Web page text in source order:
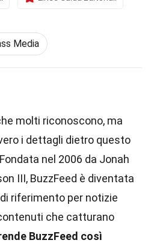
Media
molti riconoscono, ma
i dettagli dietro questo
nel 2006 da Jonah
III, BuzzFeed è diventata
riferimento per notizie
che catturano
BuzzFeed così